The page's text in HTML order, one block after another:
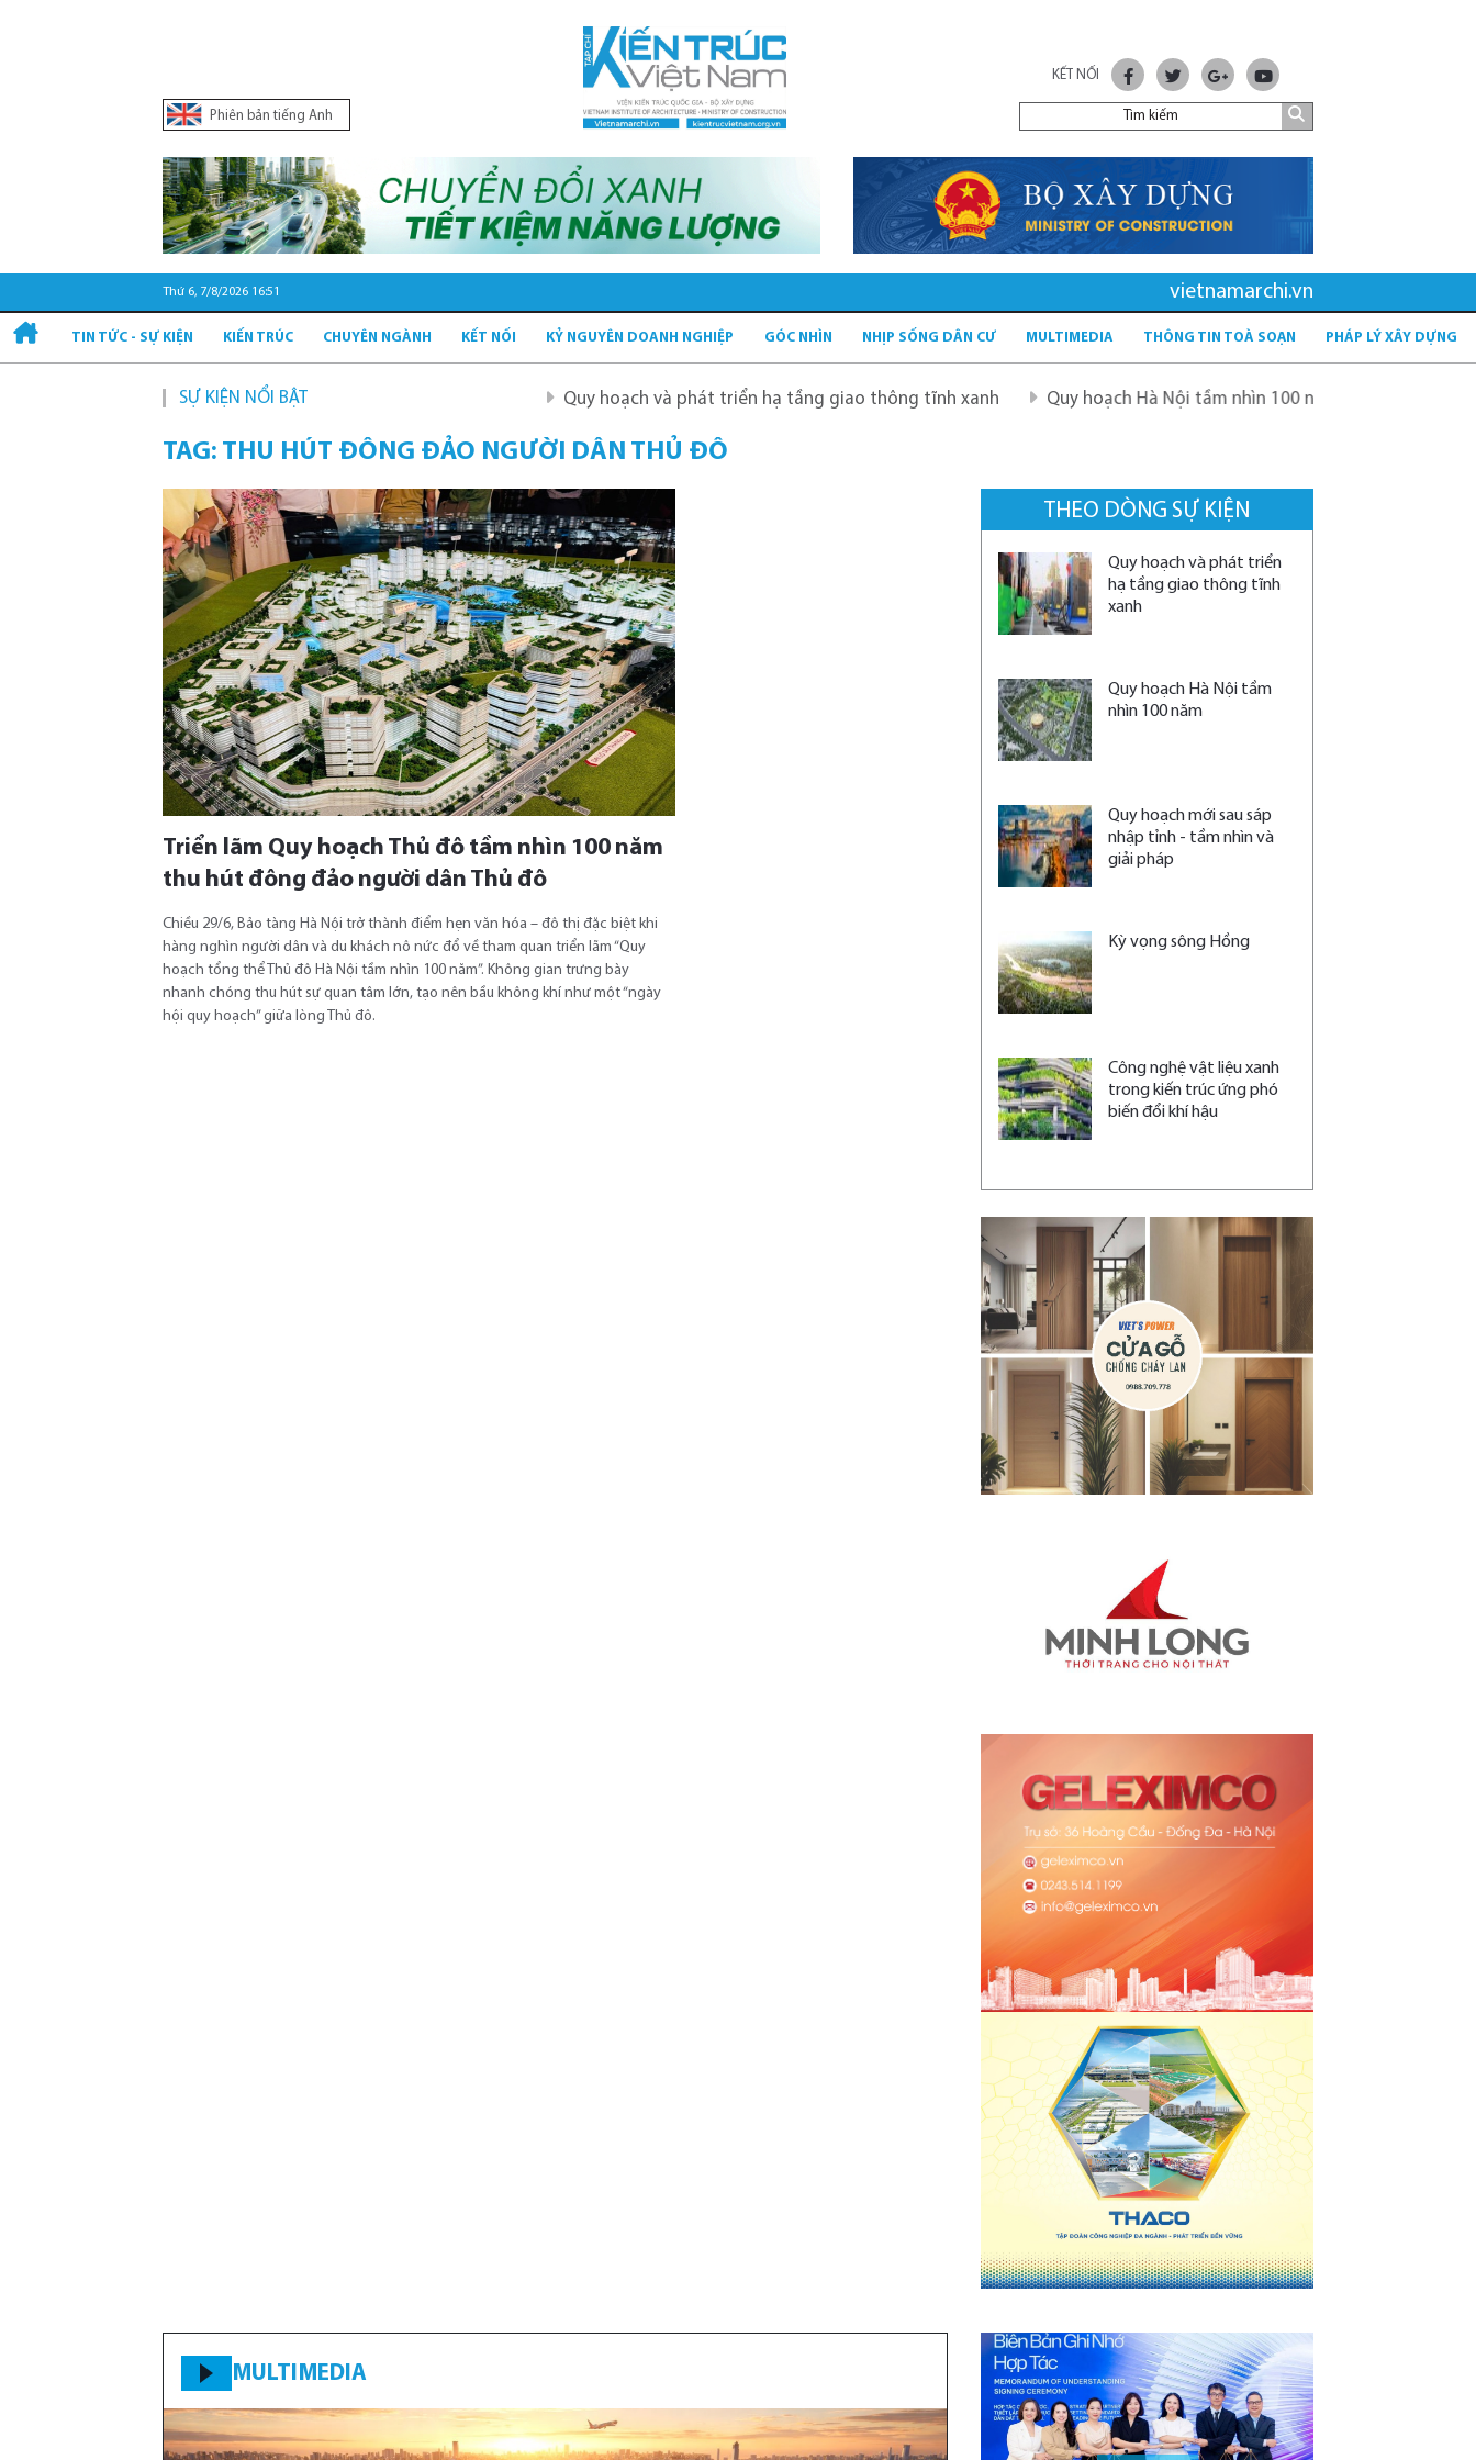
Phiên bản tiếng Anh
KẾT NỐI
Thứ 6, 7/8/2026 16:51 vietnamarchi.vn
TIN TỨC - SỰ KIỆN KIẾN TRÚC CHUYÊN NGÀNH KẾT NỐI KỶ NGUYÊN DOANH NGHIỆP GÓC NHÌN NHỊP SỐNG DÂN CƯ MULTIMEDIA THÔNG TIN TOÀ SOẠN PHÁP LÝ XÂY DỰNG
SỰ KIỆN NỔI BẬT Quy hoạch và phát triển hạ tầng giao thông tĩnh xanh Quy hoạch Hà Nội tầm nhìn 100 năm
TAG: THU HÚT ĐÔNG ĐẢO NGƯỜI DÂN THỦ ĐÔ
Triển lãm Quy hoạch Thủ đô tầm nhìn 100 năm
thu hút đông đảo người dân Thủ đô
Chiều 29/6, Bảo tàng Hà Nội trở thành điểm hẹn văn hóa – đô thị đặc biệt khi
hàng nghìn người dân và du khách nô nức đổ về tham quan triển lãm “Quy
hoạch tổng thể Thủ đô Hà Nội tầm nhìn 100 năm”. Không gian trưng bày
nhanh chóng thu hút sự quan tâm lớn, tạo nên bầu không khí như một “ngày
hội quy hoạch” giữa lòng Thủ đô.
THEO DÒNG SỰ KIỆN
Quy hoạch và phát triển
hạ tầng giao thông tĩnh
xanh
Quy hoạch Hà Nội tầm
nhìn 100 năm
Quy hoạch mới sau sáp
nhập tỉnh - tầm nhìn và
giải pháp
Kỳ vọng sông Hồng
Công nghệ vật liệu xanh
trong kiến trúc ứng phó
biến đổi khí hậu
MULTIMEDIA